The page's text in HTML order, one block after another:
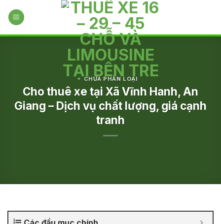
CHƯA PHÂN LOẠI
Cho thuê xe tại Xã Vĩnh Hanh, An
Giang – Dịch vụ chất lượng, giá cạnh
tranh